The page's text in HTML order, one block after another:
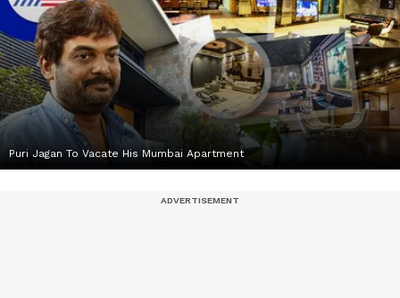
Puri Jagan To Vacate His Mumbai Apartment